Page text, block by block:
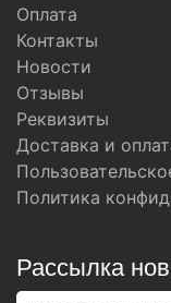
Оплата
Контакты
Новости
Отзывы
Реквизиты
Доставка и
Политика
Рассылка